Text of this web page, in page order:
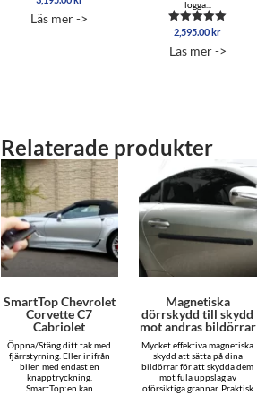
av 5
Läs mer ->
logga...
Betygsatt
av 5
2,595.00kr
Läs mer ->
Relaterade produkter
SmartTop Chevrolet
Corvette C7
Cabriolet
Öppna/Stäng ditt tak med
fjärrstyrning. Eller inifrån
bilen med endast en
knapptryckning.
SmartTop:en kan
Magnetiska
dörrskydd till skydd
mot andras bildörrar
Mycket effektiva magnetiska
skydd att sätta på dina
bildörrar för att skydda dem
mot fula uppslag av
oförsiktiga grannar. Praktisk